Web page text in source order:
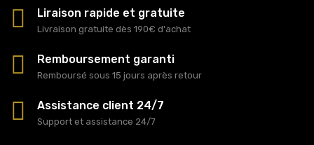
Liraison rapide et gratuite
Livraison gratuite dès 190€ d'achat
Remboursement garanti
Remboursé sous 15 jours après retour
Assistance client 24/7
Support et assistance 24/7